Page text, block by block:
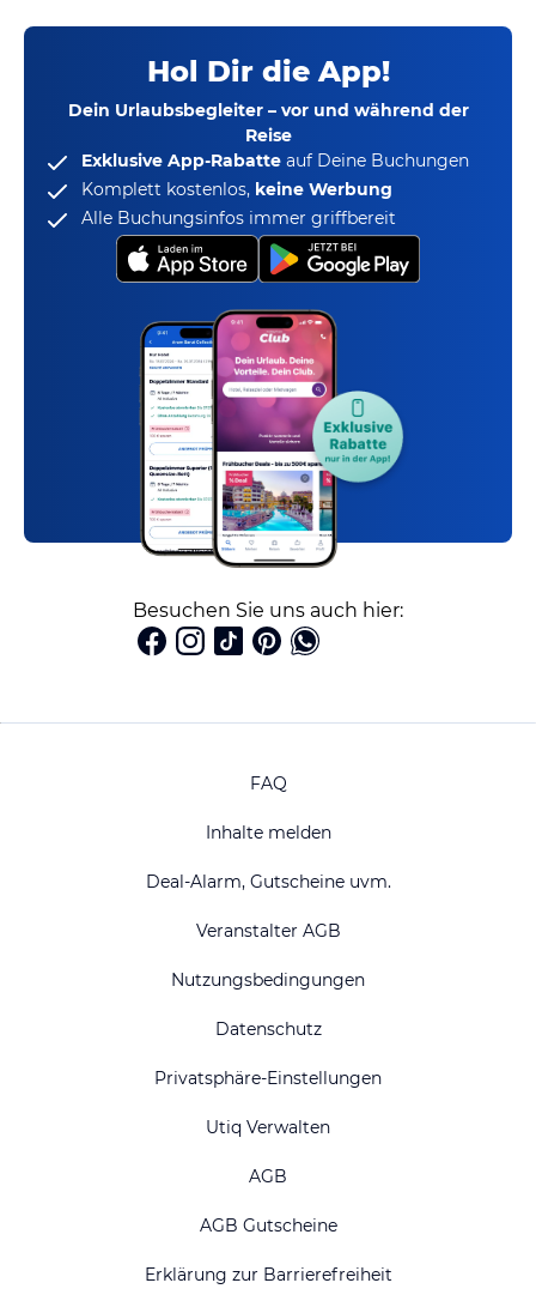
Hol Dir die App!
Dein Urlaubsbegleiter – vor und während der
Reise
Exklusive App-Rabatte auf Deine Buchungen
Komplett kostenlos, keine Werbung
Alle Buchungsinfos immer griffbereit
Besuchen Sie uns auch hier:
FAQ
Inhalte melden
Deal-Alarm, Gutscheine uvm.
Veranstalter AGB
Nutzungsbedingungen
Datenschutz
Privatsphäre-Einstellungen
Utiq Verwalten
AGB
AGB Gutscheine
Erklärung zur Barrierefreiheit